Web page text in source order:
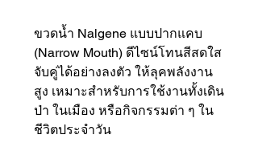
ขวดน้ำ Nalgene แบบปากแคบ
(Narrow Mouth) ดีไซน์โทนสีสดใส
จับคู่ได้อย่างลงตัว ให้ลุคพลังงาน
สูง เหมาะสำหรับการใช้งานทั้งเดิน
ป่า ในเมือง หรือกิจกรรมต่า ๆ ใน
ชีวิตประจำวัน